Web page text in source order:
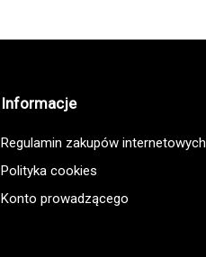
Informacje
Regulamin zakupów internetowych
Polityka cookies
Konto prowadzącego